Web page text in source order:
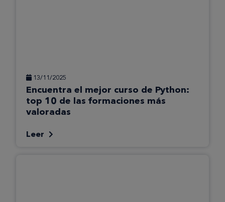
13/11/2025
Encuentra el mejor curso de Python:
top 10 de las formaciones más
valoradas
Leer